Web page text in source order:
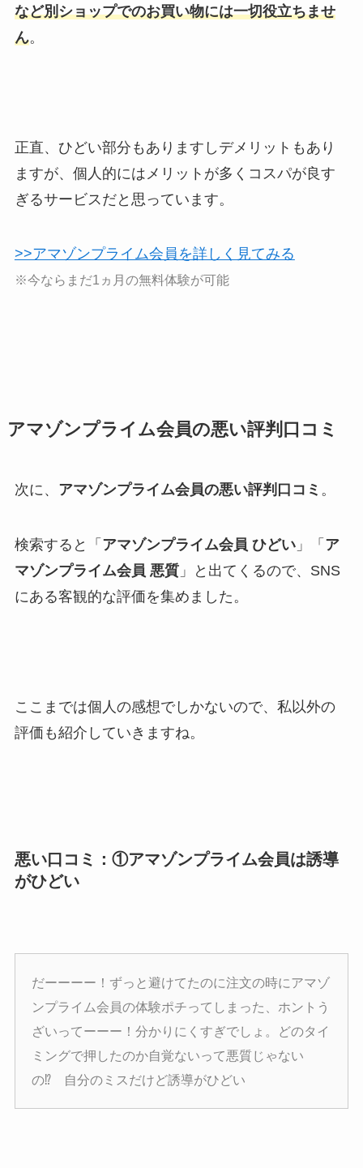
など別ショップでのお買い物には一切役立ちませ
ん。
正直、ひどい部分もありますしデメリットもあり
ますが、個人的にはメリットが多くコスパが良す
ぎるサービスだと思っています。
>>アマゾンプライム会員を詳しく見てみる
※今ならまだ1ヵ月の無料体験が可能
アマゾンプライム会員の悪い評判口コミ
次に、 アマゾンプライム会員の悪い評判口コミ 。
検索すると「 アマゾンプライム会員 ひどい」「 ア
マゾンプライム会員 悪質」と出てくるので、SNS
にある客観的な評価を集めました。
ここまでは個人の感想でしかないので、私以外の
評価も紹介していきますね。
悪い口コミ：①アマゾンプライム会員は誘導
がひどい
だーーーー！ずっと避けてたのに注文の時にアマゾ
ンプライム会員の体験ポチってしまった、ホントう
ざいってーーー！分かりにくすぎでしょ。どのタイ
ミングで押したのか自覚ないって悪質じゃない
の⁉️ 自分のミスだけど誘導がひどい